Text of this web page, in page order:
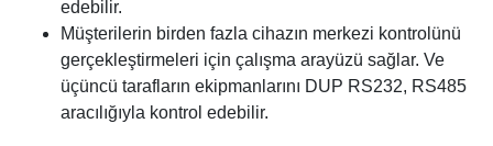
edebilir.
Müşterilerin birden fazla cihazın merkezi kontrolünü
gerçekleştirmeleri için çalışma arayüzü sağlar. Ve
üçüncü tarafların ekipmanlarını DUP RS232, RS485
aracılığıyla kontrol edebilir.